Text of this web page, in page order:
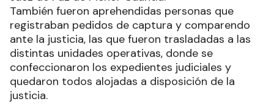
También fueron aprehendidas personas que
registraban pedidos de captura y comparendo
ante la justicia, las que fueron trasladadas a las
distintas unidades operativas, donde se
confeccionaron los expedientes judiciales y
quedaron todos alojadas a disposición de la
justicia.